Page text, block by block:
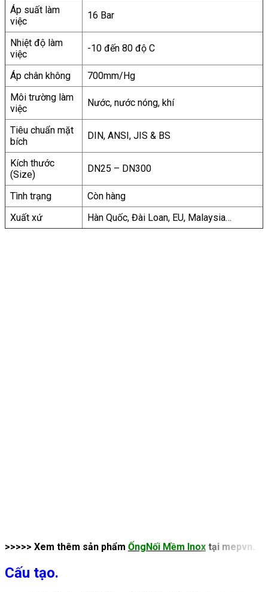
Áp suất làm
việc
16 Bar
Nhiệt độ làm
việc
-10 đến 80 độ C
Áp chân không
700mm/Hg
Môi trường làm
việc
Nước, nước nóng, khí
Tiêu chuẩn mặt
bích
DIN, ANSI, JIS & BS
Kích thước
(Size)
DN25 – DN300
Tình trạng
Còn hàng
Xuất xứ
Hàn Quốc, Đài Loan, EU, Malaysia…
>>>>> Xem thêm sản phẩm ỐngNối Mềm Inox tại mepvn.
Cấu tạo.